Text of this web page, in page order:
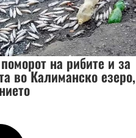
на рибите и за
во Калиманско езеро,